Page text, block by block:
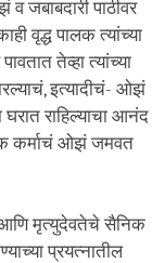
जबाबदारी पाठीवर
वृद्ध पालक त्यांच्या
तेव्हा त्यांच्या
इत्यादीचं- ओझं
राहिल्याचा आनंद
कर्माचं ओझं जमवत
आणि मृत्युदेवतेचे सैनिक
प्रयत्नातील